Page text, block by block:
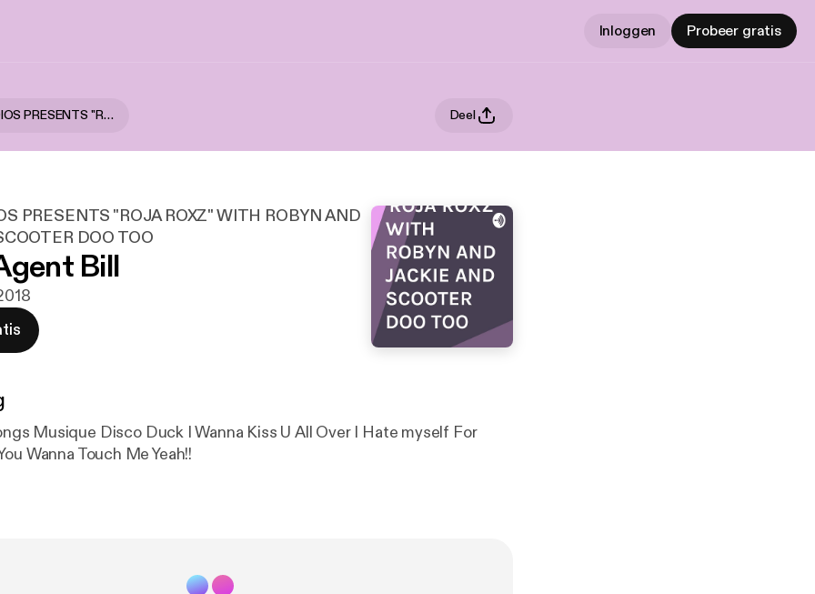
Inloggen Probeer gratis
HNPK STUDIOS PRESENTS "ROJA ROXZ" WITH ROBYN AND JACKIE AND SCOOTER DOO TOO Deel
PRESENTS "ROJA ROXZ" WITH ROBYN AND
DOO TOO
Bill
myself For
Wanna Touch Me Yeah!!